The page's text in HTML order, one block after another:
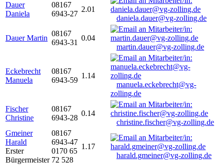
Dauer
Daniela
08167
6943-27
2.01
daniela.dauer@vg-zolling.de
Dauer Martin
08167
6943-31
0.04
martin.dauer@vg-zolling.de
Eckebrecht
Manuela
08167
6943-59
1.14
manuela.eckebrecht@vg-
zolling.de
Fischer
Christine
08167
6943-28
0.14
christine.fischer@vg-zolling.de
Gmeiner
Harald
Erster
Bürgermeister
08167
6943-47
0170 65
72 528
1.17
harald.gmeiner@vg-zolling.de